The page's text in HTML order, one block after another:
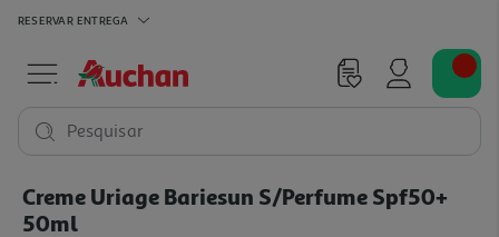
RESERVAR ENTREGA
Pesquisar
Creme Uriage Bariesun S/perfume Spf50+
50ml